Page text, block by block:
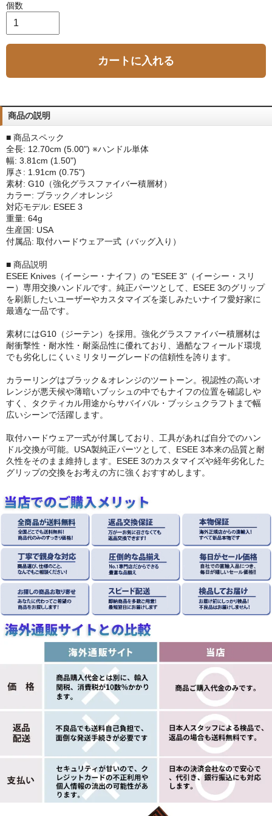
個数
カートに入れる
商品の説明
■ 商品スペック
全長: 12.70cm (5.00") ※ハンドル単体
幅: 3.81cm (1.50")
厚さ: 1.91cm (0.75")
素材: G10（強化グラスファイバー積層材）
カラー: ブラック／オレンジ
対応モデル: ESEE 3
重量: 64g
生産国: USA
付属品: 取付ハードウェア一式（バッグ入り）
■ 商品説明
ESEE Knives（イーシー・ナイフ）の "ESEE 3"（イーシー・スリ
ー）専用交換ハンドルです。純正パーツとして、ESEE 3のグリップ
を刷新したいユーザーやカスタマイズを楽しみたいナイフ愛好家に
最適な一品です。
素材にはG10（ジーテン）を採用。強化グラスファイバー積層材は
耐衝撃性・耐水性・耐薬品性に優れており、過酷なフィールド環境
でも劣化しにくいミリタリーグレードの信頼性を誇ります。
カラーリングはブラック＆オレンジのツートーン。視認性の高いオ
レンジが悪天候や薄暗いブッシュの中でもナイフの位置を確認しや
すく、タクティカル用途からサバイバル・ブッシュクラフトまで幅
広いシーンで活躍します。
取付ハードウェア一式が付属しており、工具があれば自分でのハン
ドル交換が可能。USA製純正パーツとして、ESEE 3本来の品質と耐
久性をそのまま維持します。ESEE 3のカスタマイズや経年劣化した
グリップの交換をお考えの方に強くおすすめします。